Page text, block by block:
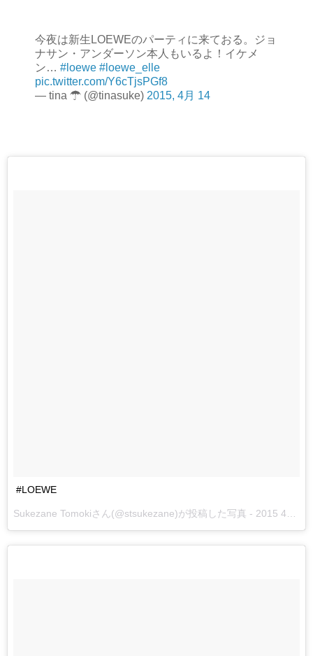
今夜は新生LOEWEのパーティに来ておる。ジョ
ナサン・アンダーソン本人もいるよ！イケメ
ン… #loewe #loewe_elle
pic.twitter.com/Y6cTjsPGf8
— tina ☂ (@tinasuke) 2015, 4月 14
#LOEWE
Sukezane Tomokiさん(@stsukezane)が投稿した写真 - 2015 4月 14 5:23午前 PDT